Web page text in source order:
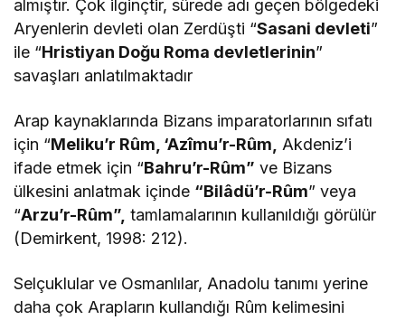
almıştır. Çok ilginçtir, sürede adı geçen bölgedeki
Aryenlerin devleti olan Zerdüşti “Sasani devleti”
ile “Hristiyan Doğu Roma devletlerinin”
savaşları anlatılmaktadır
Arap kaynaklarında Bizans imparatorlarının sıfatı
için “Meliku’r Rûm, ‘Azîmu’r-Rûm,
Akdeniz’i
ifade etmek için “Bahru’r-Rûm” ve Bizans
ülkesini anlatmak içinde “Bilâdü’r-Rûm” veya
“Arzu’r-Rûm”, tamlamalarının kullanıldığı görülür
(Demirkent, 1998: 212).
Selçuklular ve Osmanlılar, Anadolu tanımı yerine
daha çok Arapların kullandığı Rûm kelimesini